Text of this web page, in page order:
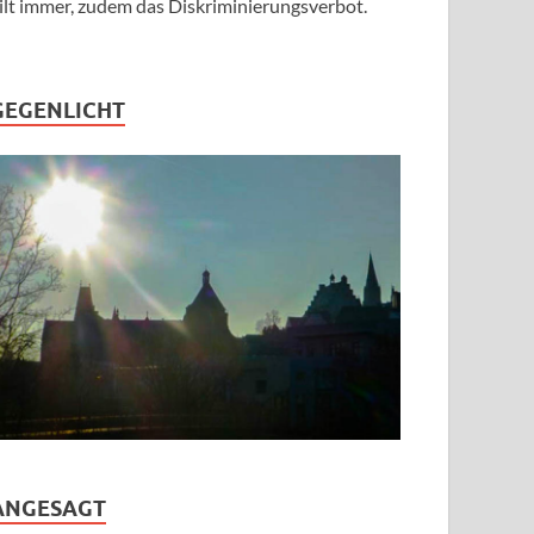
immer, zudem das Diskriminierungsverbot.